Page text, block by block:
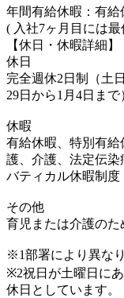
年間有給休暇：有
( 入社7ヶ月目には最
【休日・休暇詳細】
休日
完全週休2日制（土
29日から1月4日まで
休暇
有給休暇、特別有
護、介護、法定伝
バティカル休暇制度
その他
育児または介護のた
※1部署により異なり
※2祝日が土曜日に
休日としています。